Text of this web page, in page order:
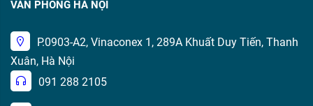
VĂN PHÒNG HÀ NỘI
P.0903-A2, Vinaconex 1, 289A Khuất Duy Tiến, Thanh
Xuân, Hà Nội
091 288 2105